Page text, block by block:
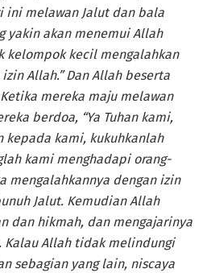
melawan Jalut dan bala
yakin akan menemui Allah
kelompok kecil mengalahkan
Allah.” Dan Allah beserta
mereka maju melawan
berdoa, “Ya Tuhan kami,
kepada kami, kukuhkanlah
kami menghadapi orang-
mengalahkannya dengan izin
Jalut. Kemudian Allah
dan hikmah, dan mengajarinya
Kalau Allah tidak melindungi
sebagian yang lain, niscaya